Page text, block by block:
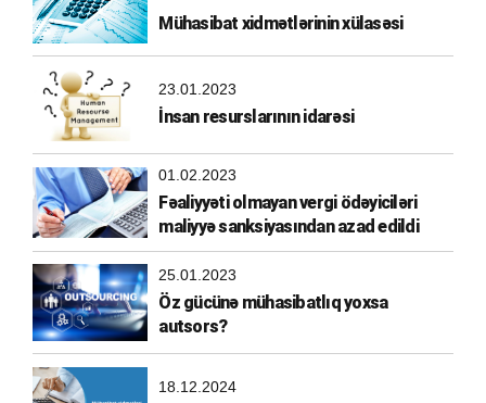
Mühasibat xidmətlərinin xülasəsi
23.01.2023
İnsan resurslarının idarəsi
01.02.2023
Fəaliyyəti olmayan vergi ödəyiciləri
maliyyə sanksiyasından azad edildi
25.01.2023
Öz gücünə mühasibatlıq yoxsa
autsors?
18.12.2024